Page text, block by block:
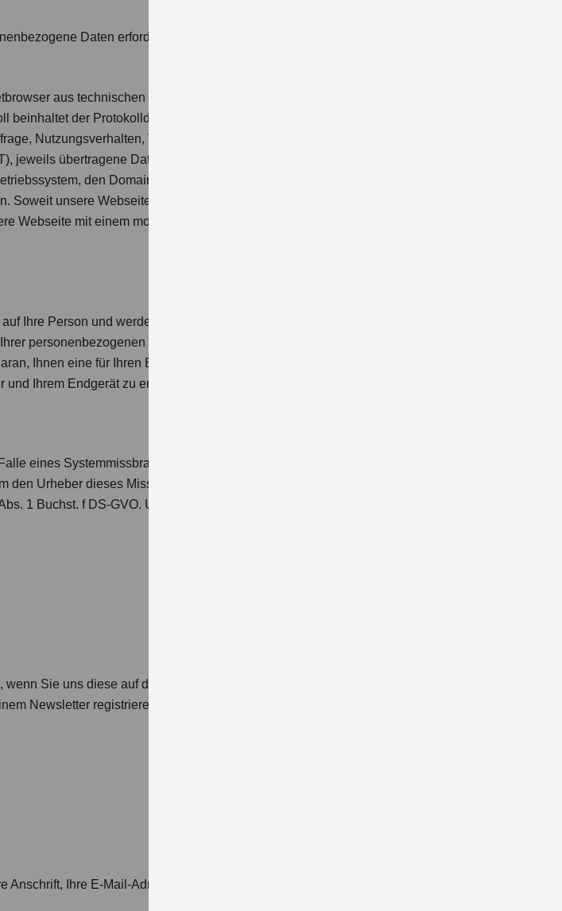
Daten erforderlich. Sie können also unsere
aus technischen Gründen zur Bereitstellung der
beinhaltet der Protokolldatensatz allgemeine Angaben mit
Nutzungsverhalten, Verweildauer, welche Links
jeweils übertragene Datenmenge etc.), die Webseite, auf der
den Domainnamen und die Adresse Ihres
Soweit unsere Webseite Cookies verwendet, speichert der
Webseite mit einem mobilen Endgerät, wie z.B. mit dem
Ihre Person und werden zur Verbesserung unseres
personenbezogenen Daten ist ein berechtigtes Interesse,
Ihnen eine für Ihren Browser optimierte Website zu
Ihrem Endgerät zu ermöglichen.
eines Systemmissbrauchs in Zusammenarbeit mit Ihrem
den Urheber dieses Missbrauchs zu ermitteln.
1 Buchst. f DS-GVO. Unser berechtigtes Interesse ist dabei
Sie uns diese auf der Website freiwillig zur Verfügung
Newsletter registrieren, eine Bestellung aufgeben oder
Ihre E-Mail-Adresse, Ihr Kontaktaufnahmethema